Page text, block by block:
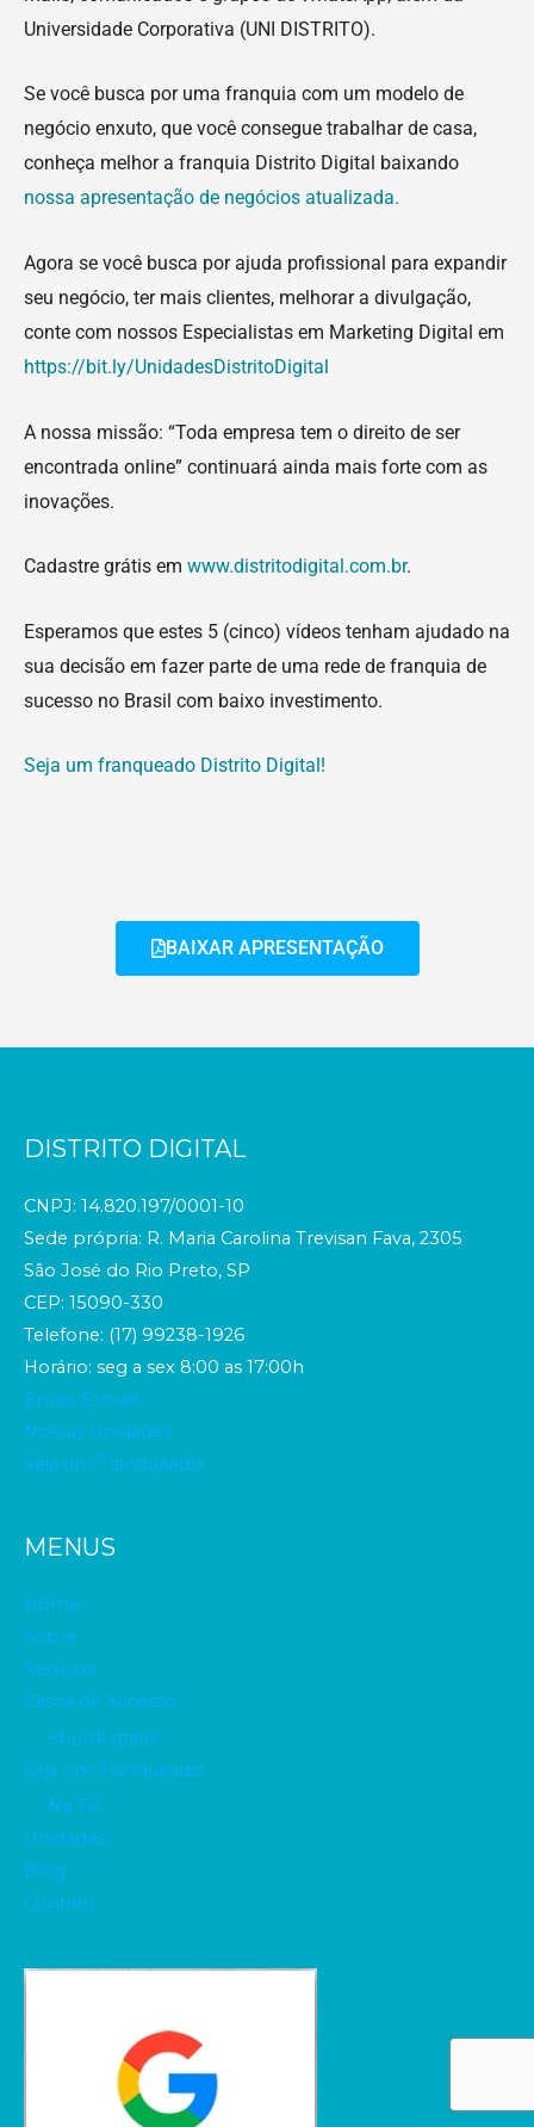
Universidade Corporativa (UNI DISTRITO).
Se você busca por uma franquia com um modelo de
negócio enxuto, que você consegue trabalhar de casa,
conheça melhor a franquia Distrito Digital baixando
nossa apresentação de negócios atualizada.
Agora se você busca por ajuda profissional para expandir
seu negócio, ter mais clientes, melhorar a divulgação,
conte com nossos Especialistas em Marketing Digital em
https://bit.ly/UnidadesDistritoDigital
A nossa missão: “Toda empresa tem o direito de ser
encontrada online” continuará ainda mais forte com as
inovações.
Cadastre grátis em www.distritodigital.com.br.
Esperamos que estes 5 (cinco) vídeos tenham ajudado na
sua decisão em fazer parte de uma rede de franquia de
sucesso no Brasil com baixo investimento.
Seja um franqueado Distrito Digital!
BAIXAR APRESENTAÇÃO
DISTRITO DIGITAL
CNPJ: 14.820.197/0001-10
Sede própria: R. Maria Carolina Trevisan Fava, 2305
São José do Rio Preto, SP
CEP: 15090-330
Telefone: (17) 99238-1926
Horário: seg a sex 8:00 as 17:00h
Enviar E-mail
Nossas Unidades
Seja um Franqueado
MENUS
Home
Sobre
Serviços
Casos de Sucesso
ebook grátis
Seja um Franqueado
Na TV
Unidades
Blog
Contato